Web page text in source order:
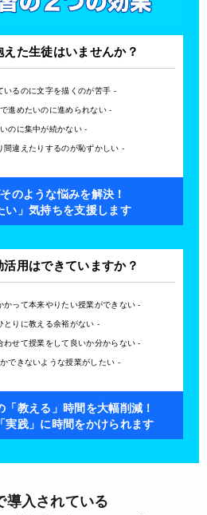
た生徒はいませんか？
いるのに文字を描くのが苦手 -
進めたいのに進められない -
のに集中が続かない -
間違えたりするのが恥ずかしい -
のような悩みを解決！
い」気持ちを支援します
用はできていますか？
かって本来やりたい授業ができない -
とりに教える余裕がない -
わせて授業をして良いか分からない -
できないような授業がしたい -
教える」時間を大幅削減！
実践」に時間をかけられます
導入されている